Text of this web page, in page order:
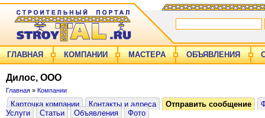
ГЛАВНАЯ КОМПАНИИ МАСТЕРА ОБЪЯВЛЕНИЯ
Дилос, ООО
Главная » Компании
Карточка компании Контакты и адреса Отправить сообщение
Услуги
Статьи Объявления Фото